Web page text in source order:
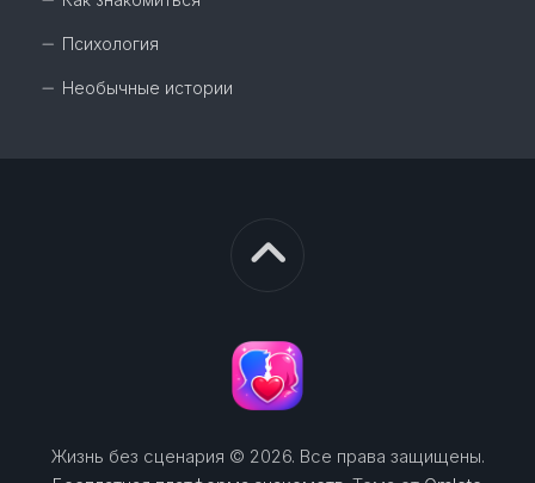
Психология
Необычные истории
Жизнь без сценария © 2026. Все права защищены.